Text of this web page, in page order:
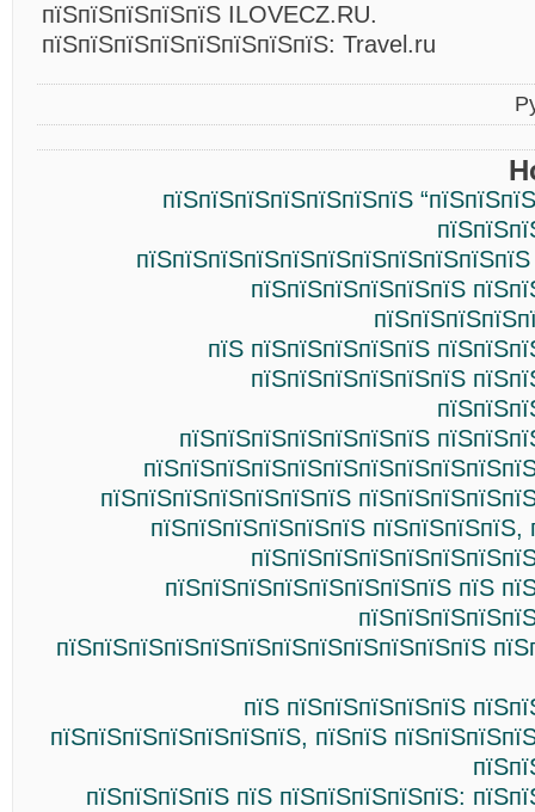
пїЅпїЅпїЅпїЅпїЅ ILOVECZ.RU.
пїЅпїЅпїЅпїЅпїЅпїЅпїЅпїЅ: Travel.ru
пїЅпїЅпїЅпїЅпїЅпїЅпїЅ
пїЅпїЅпїЅпїЅпїЅпїЅ
пїЅ пїЅпїЅпїЅпїЅпїЅ
пїЅпїЅпїЅпїЅпїЅпїЅ
пїЅпїЅпїЅпїЅпїЅпїЅпїЅ
пїЅпїЅпїЅпїЅпїЅпїЅпїЅ
пїЅпїЅпїЅпїЅпїЅпїЅ пїЅпїЅпїЅпїЅ,
пїЅпїЅпїЅпїЅпїЅпїЅпїЅпїЅ пїЅ
пїЅпїЅпїЅпїЅпїЅпїЅпїЅпїЅпїЅпїЅпїЅпїЅ
пїЅ пїЅпїЅпїЅпїЅпїЅ
пїЅпїЅпїЅпїЅпїЅпїЅпїЅ, пїЅпїЅ
пїЅпїЅпїЅпїЅ пїЅ пїЅпїЅпїЅпїЅпїЅ: